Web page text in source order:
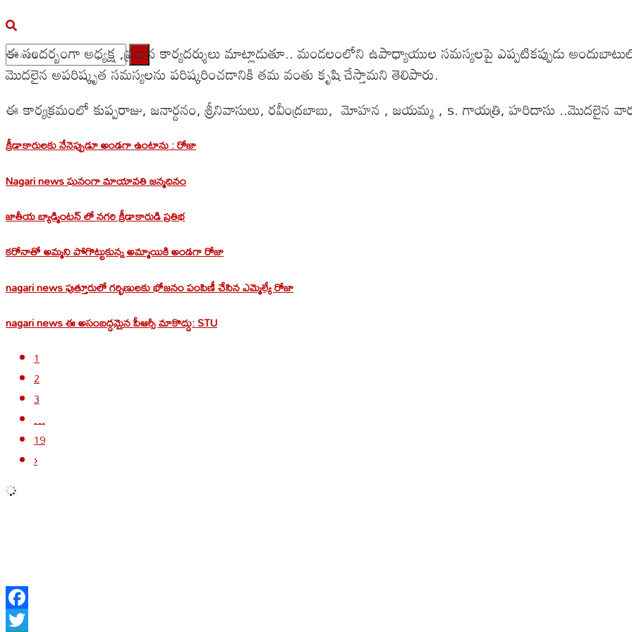
No Result
View All Result
ఈ సందర్బంగా అధ్యక్ష ,ప్రధాన కార్యదర్శులు మాట్లాడుతూ.. మండలంలోని ఉపాధ్యాయుల సమస్యలపై ఎప్పటికప్పుడు
మొదలైన అపరిష్కృత సమస్యలను పరిష్కరించడానికి తమ వంతు కృషి చేస్తామని తెలిపారు.
ఈ కార్యక్రమంలో కుప్పరాజు, జనార్దనం, శ్రీనివాసులు, రవీంద్రబాబు, మోహన , జయమ్మ , s. గాయత్రి, హరిదాసు ..మొదలైన
క్రీడాకారులకు నేనెప్పుడూ అండగా ఉంటాను : రోజా
Nagari news ఘనంగా మాయావతి జన్మదినం
జాతీయ బ్యాడ్మింటన్ లో నగరి క్రీడాకారుడి ప్రతిభ
కరోనాతో అమ్మని పోగొట్టుకున్న అమ్మాయికి అండగా రోజా
nagari news పుత్తూరులో గర్భిణులకు భోజనం పంపిణీ చేసిన ఎమ్మెల్యే రోజా
nagari news ఈ అసంబద్దమైన పీఆర్సీ మాకొద్దు: STU
1
2
3
…
19
›
Facebook